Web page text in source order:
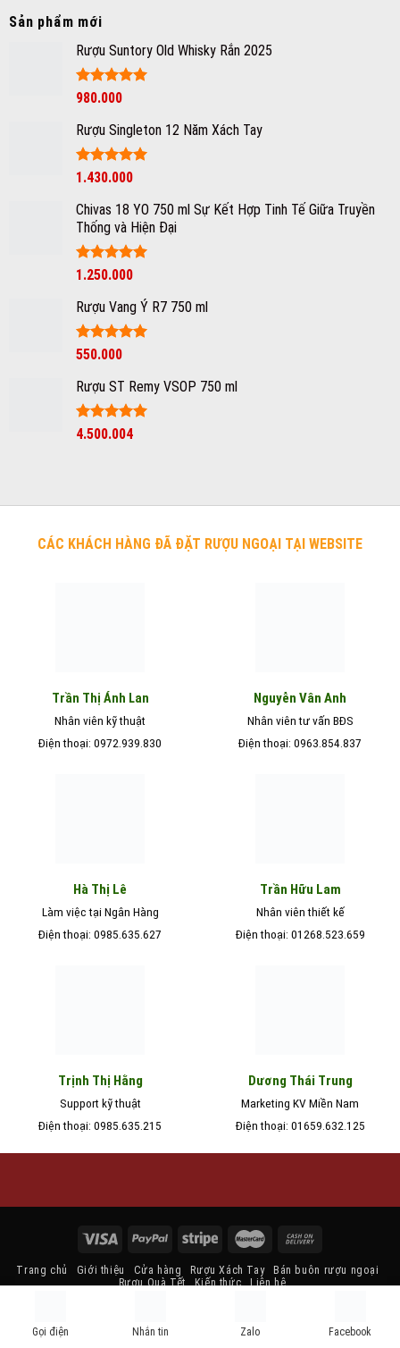
một
các
vang
Chile?
Sản phẩm mới
Rượu Suntory Old Whisky Rắn 2025
Được xếp
sao
980.000
Rượu Singleton 12 Năm Xách Tay
Được xếp
sao
1.430.000
Chivas 18 YO 750 ml Sự Kết Hợp Tinh Tế Giữa Truyền
Thống và Hiện Đại
Được xếp
sao
1.250.000
Rượu Vang Ý R7 750 ml
Được xếp
sao
Giá
là:
750.000₫.
550.000Giá
tại
là:
550.000₫.
Rượu ST Remy VSOP 750 ml
Được xếp
4.500.004
CÁC KHÁCH HÀNG ĐÃ ĐẶT RƯỢU NGOẠI TẠI WEBSITE
Trần Thị Ánh Lan
Nhân viên kỹ thuật
Điện thoại: 0972.939.830
Nguyễn Vân Anh
Nhân viên tư vấn BĐS
Điện thoại: 0963.854.837
Hà Thị Lê
Làm việc tại Ngân Hàng
Điện thoại: 0985.635.627
Trần Hữu Lam
Nhân viên thiết kế
Điện thoại: 01268.523.659
Trịnh Thị Hằng
Support kỹ thuật
Điện thoại: 0985.635.215
Dương Thái Trung
Marketing KV Miền Nam
Điện thoại: 01659.632.125
Trang chủ Giới thiệu Cửa hàng Rượu Xách Tay
Bán buôn rượu ngoại
Rượu Quà Tết
Kiến thức Liên hệ
Gọi điện Nhắn tin Zalo Facebook